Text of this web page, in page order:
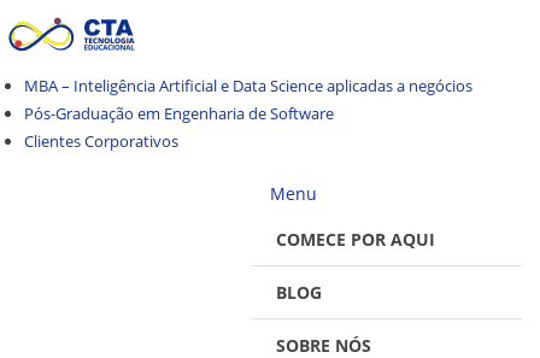
para
para
conteúdo
MBA – Inteligência Artificial e Data Science aplicadas a negócios
Pós-Graduação em Engenharia de Software
Clientes Corporativos
Menu
COMECE POR AQUI
BLOG
SOBRE NÓS